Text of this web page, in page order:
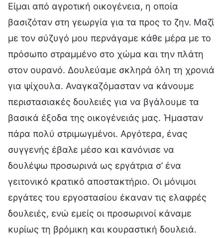
Είμαι από αγροτική οικογένεια, η οποία
βασιζόταν στη γεωργία για τα προς το ζην. Μαζί
με τον σύζυγό μου περνάγαμε κάθε μέρα με το
πρόσωπο στραμμένο στο χώμα και την πλάτη
στον ουρανό. Δουλεύαμε σκληρά όλη τη χρονιά
για ψίχουλα. Αναγκαζόμασταν να κάνουμε
περιστασιακές δουλειές για να βγάλουμε τα
βασικά έξοδα της οικογένειάς μας. Ήμασταν
πάρα πολύ στριμωγμένοι. Αργότερα, ένας
συγγενής έβαλε μέσο και κανόνισε να
δουλέψω προσωρινά ως εργάτρια σ’ ένα
γειτονικό κρατικό αποστακτήριο. Οι μόνιμοι
εργάτες του εργοστασίου έκαναν τις ελαφρές
δουλειές, ενώ εμείς οι προσωρινοί κάναμε
κυρίως τη βρόμικη και κουραστική δουλειά.